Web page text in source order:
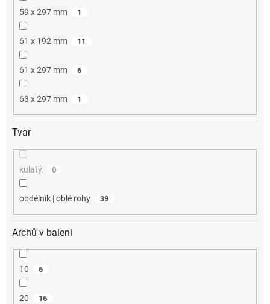
59 x 297 mm 1
61 x 192 mm 11
61 x 297 mm 6
63 x 297 mm 1
Tvar
kulatý 0
obdélník | oblé rohy 39
Archů v balení
10 6
20 16